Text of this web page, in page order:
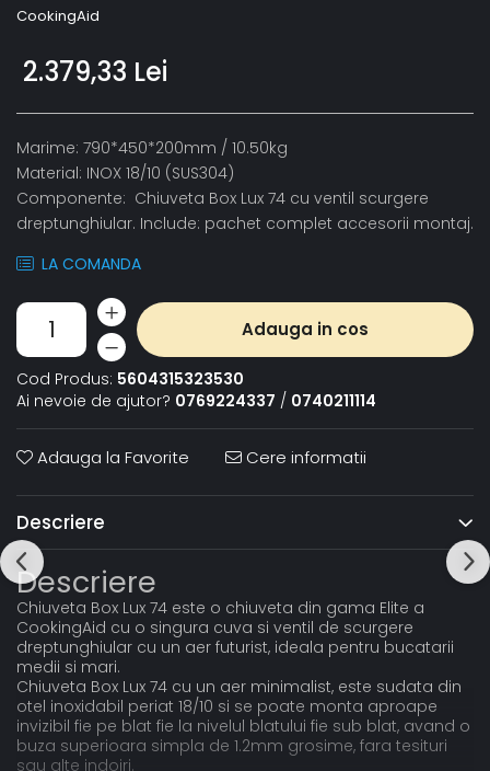
CookingAid
2.379,33 Lei
Marime: 790*450*200mm / 10.50kg
Material: INOX 18/10 (SUS304)
Componente: Chiuveta Box Lux 74 cu ventil scurgere
dreptunghiular. Include: pachet complet accesorii montaj.
LA COMANDA
Adauga in cos
Cod Produs: 5604315323530
Ai nevoie de ajutor? 0769224337 / 0740211114
Adauga la Favorite Cere informatii
Descriere
Descriere
Chiuveta Box Lux 74 este o chiuveta din gama Elite a
CookingAid cu o singura cuva si ventil de scurgere
dreptunghiular cu un aer futurist, ideala pentru bucatarii
medii si mari.
Chiuveta Box Lux 74 cu un aer minimalist, este sudata din
otel inoxidabil periat 18/10 si se poate monta aproape
invizibil fie pe blat fie la nivelul blatului fie sub blat, avand o
buza superioara simpla de 1.2mm grosime, fara tesituri
sau alte indoiri.